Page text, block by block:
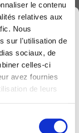
le contenu
relatives aux
Nous
sur l'utilisation de
sociaux, de
celles-ci
avez fournies
de leurs
partenaire
alliant
étape, avec